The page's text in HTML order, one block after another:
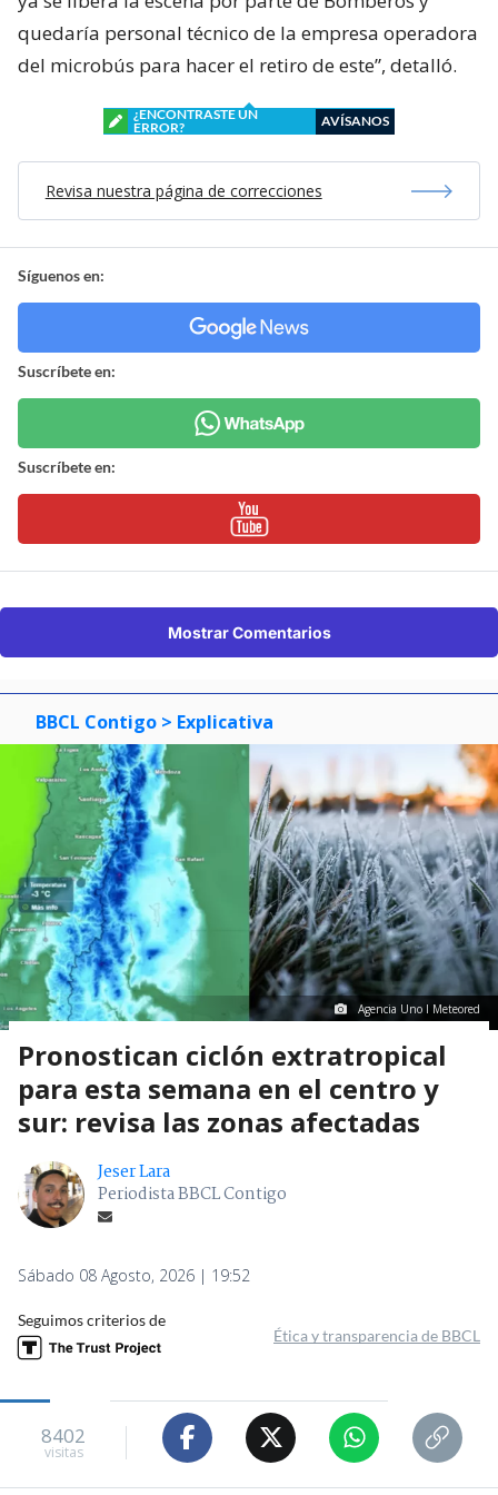
quedaría personal técnico de la empresa operadora
del microbús para hacer el retiro de este”, detalló.
¿ENCONTRASTE UN
ERROR?
AVÍSANOS
Revisa nuestra página de correcciones
Síguenos en:
Suscríbete en:
Suscríbete en:
Mostrar Comentarios
BBCL Contigo > Explicativa
Agencia Uno I Meteored
Pronostican ciclón extratropical
para esta semana en el centro y
sur: revisa las zonas afectadas
Jeser Lara
Periodista BBCL Contigo
Sábado 08 Agosto, 2026 | 19:52
Seguimos criterios de
Ética y transparencia de BBCL
8402
visitas